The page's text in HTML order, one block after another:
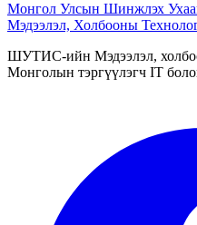
Монгол Улсын Шинжлэх
Мэдээлэл, Холбооны
ШУТИС-ийн Мэдээлэл,
Монголын тэргүүлэгч IT